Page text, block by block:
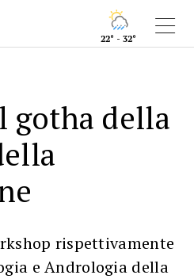
22° - 32°
gotha della
rispettivamente
e Andrologia della